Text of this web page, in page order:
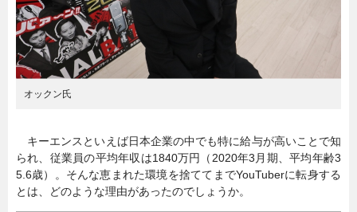
オックン氏
キーエンスといえば日本企業の中でも特に給与が高いことで知
られ、従業員の平均年収は1840万円（2020年3月期、平均年齢3
5.6歳）。そんな恵まれた環境を捨ててまでYouTuberに転身する
とは、どのような理由があったのでしょうか。